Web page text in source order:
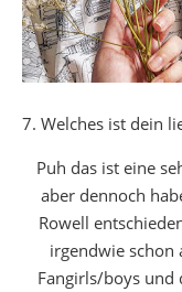
7. Welches ist dein
Puh das ist eine
aber dennoch
Rowell
irgendwie schon
Fangirls/boys und